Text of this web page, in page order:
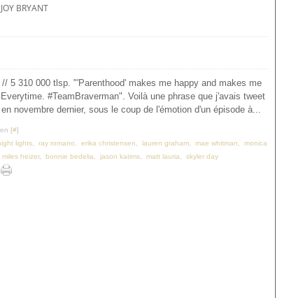
JOY BRYANT
5 310 000 tlsp. "'Parenthood' makes me happy and makes me
#TeamBraverman". Voilà une phrase que j'avais tweet
novembre dernier, sous le coup de l'émotion d'un épisode à...
[#]
lights ray romano erika christensen lauren graham mae whitman
monica
miles heizer, bonnie bedelia jason katims matt lauria skyler day